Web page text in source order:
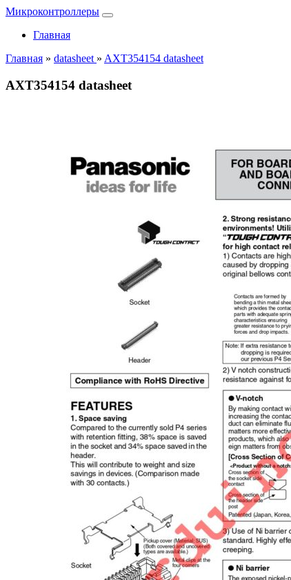
Микроконтроллеры
Главная
Главная » datasheet » AXT354154 datasheet
AXT354154 datasheet